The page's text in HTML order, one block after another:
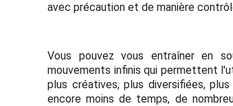
avec précaution et de manière
Vous pouvez vous entraîner en
mouvements infinis qui permettent
plus créatives, plus diversifiées,
encore moins de temps, de